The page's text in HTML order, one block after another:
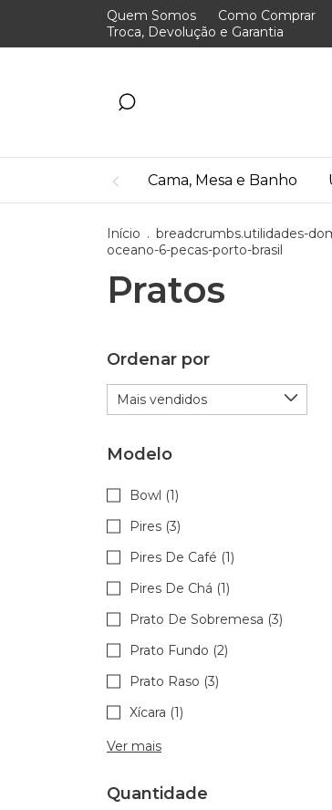
Quem Somos
Como Comprar
Troca, Devolução e Garantia
Cama, Mesa e Banho
Início . breadcrumbs.utilidades-
oceano-6-pecas-porto-brasil
Pratos
Ordenar por
Modelo
Bowl (1)
Pires (3)
Pires De Café (1)
Pires De Chá (1)
Prato De Sobremesa (3)
Prato Fundo (2)
Prato Raso (3)
Xícara (1)
Ver mais
Quantidade